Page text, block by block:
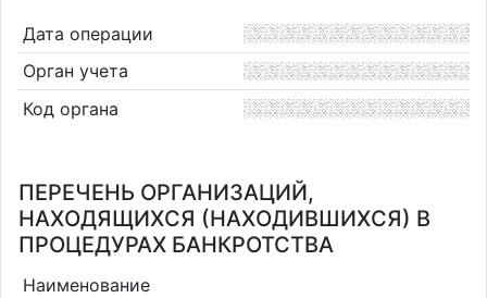
Дата операции
Орган учета
Код органа
ПЕРЕЧЕНЬ ОРГАНИЗАЦИЙ,
НАХОДЯЩИХСЯ (НАХОДИВШИХСЯ) В
ПРОЦЕДУРАХ БАНКРОТСТВА
Наименование